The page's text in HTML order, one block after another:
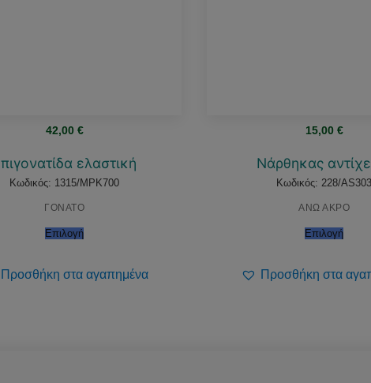
42,00 €
ελαστική
Κωδικός: 1315/MPK700
ΓΟΝΑΤΟ
Επιλογή
Προσθήκη στα αγαπημένα
15,00 €
Νάρθηκας
Κωδικός: 228/AS303
ΑΝΩ ΑΚΡΟ
Επιλογή
Προσθήκη στα